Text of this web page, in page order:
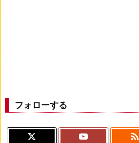
フォローする
